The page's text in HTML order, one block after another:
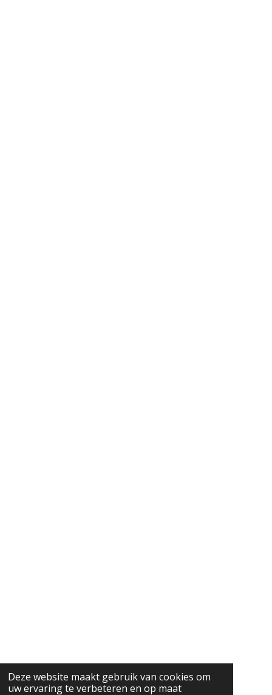
Deze website maakt gebruik van cookies om
uw ervaring te verbeteren en op maat